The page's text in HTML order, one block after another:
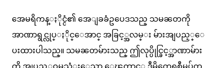
အေမရိကန္ႏိုင္ငံ၏ အေျခခံဥပေဒသည္ သမၼတကို
အာဏာရွင္လုပ္ႏိုင္ေအာင္ အခြင့္အလမ္း မ်ားအျပည့္ေ
ပးထားပါသည္။ သမၼတမ်ားသည္ ဤလုပ္ပိုင္ခြင့္အာဏာမ်ား